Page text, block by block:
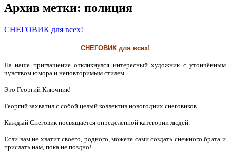
Архив метки: полиция
СНЕГОВИК для всех!
СНЕГОВИК для всех!
На наше приглашение откликнулся интересный художник с утончённым
чувством юмора и неповторимым стилем.
Это Георгий Ключник!
Георгий захватил с собой целый коллектив новогодних снеговиков.
Каждый Снеговик посвящается определённой категории людей.
Если вам не хватит своего, родного, можете сами создать снежного брата и
прислать нам, пока не поздно!